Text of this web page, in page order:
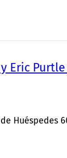
Eric Purtle
Huéspedes